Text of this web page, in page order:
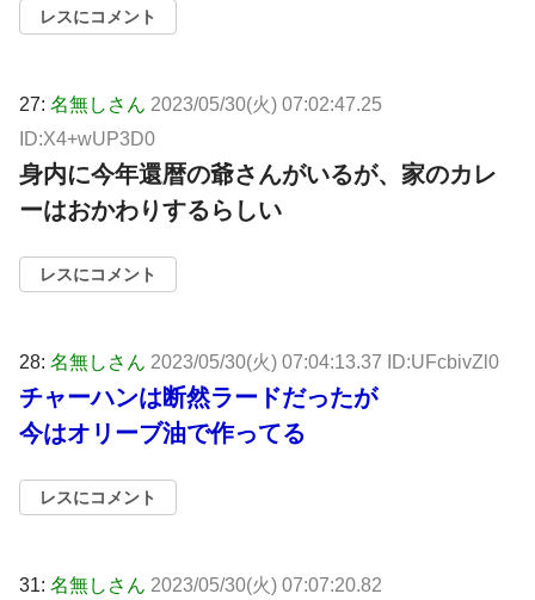
レスにコメント
27: 名無しさん 2023/05/30(火) 07:02:47.25
ID:X4+wUP3D0
身内に今年還暦の爺さんがいるが、家のカレ
ーはおかわりするらしい
レスにコメント
28: 名無しさん 2023/05/30(火) 07:04:13.37 ID:UFcbivZl0
チャーハンは断然ラードだったが
今はオリーブ油で作ってる
レスにコメント
31: 名無しさん 2023/05/30(火) 07:07:20.82